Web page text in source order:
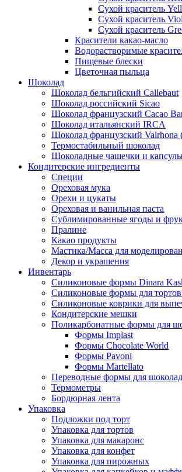
Сухой краситель
Сухой краситель
Сухой краситель
Красители какао-масло
Водорастворимые
Пищевые блески
Цветочная пыльца
Шоколад
Шоколад бельгийский Callebaut
Шоколад российский Sicao
Шоколад французский Cacao
Шоколад итальянский IRCA
Шоколад французский Valrhona
Термостабильный шоколад
Шоколадные чашечки и
Кондитерские ингредиенты
Специи
Ореховая мука
Орехи и цукаты
Ореховая и ванильная паста
Сублимированные ягоды и
Пралине
Какао продукты
Мастика/Масса для
Декор и украшения
Инвентарь
Силиконовые формы Dinara
Силиконовые формы для
Силиконовые коврики для
Кондитерские мешки
Поликарбонатные формы для
Формы Implast
Формы Chocolate World
Формы Pavoni
Формы Martellato
Переводные формы для
Термометры
Бордюрная лента
Упаковка
Подложки под торт
Упаковка для тортов
Упаковка для макаронс
Упаковка для конфет
Упаковка для пирожных